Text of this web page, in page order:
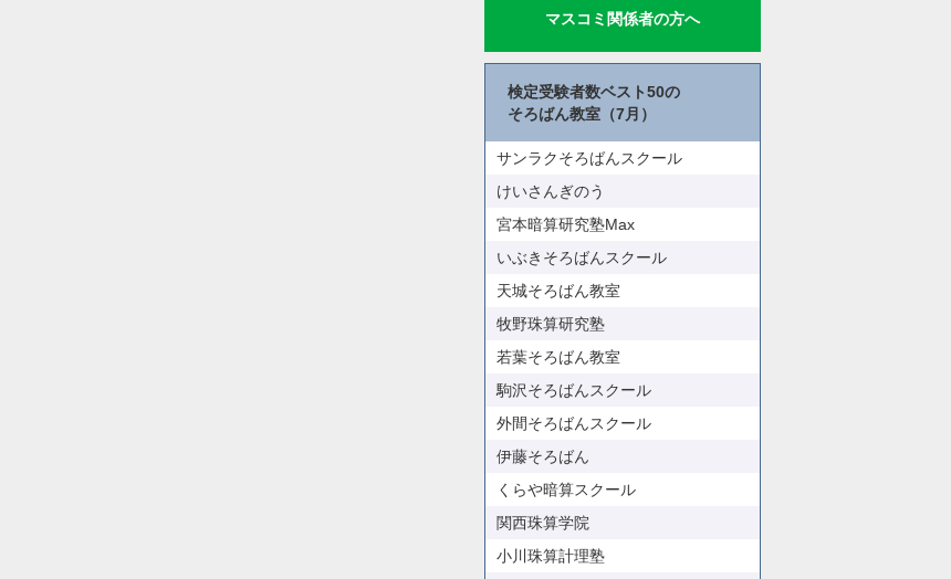
マスコミ関係者の方へ
検定受験者数ベスト50の
そろばん教室（7月）
サンラクそろばんスクール
けいさんぎのう
宮本暗算研究塾Max
いぶきそろばんスクール
天城そろばん教室
牧野珠算研究塾
若葉そろばん教室
駒沢そろばんスクール
外間そろばんスクール
伊藤そろばん
くらや暗算スクール
関西珠算学院
小川珠算計理塾